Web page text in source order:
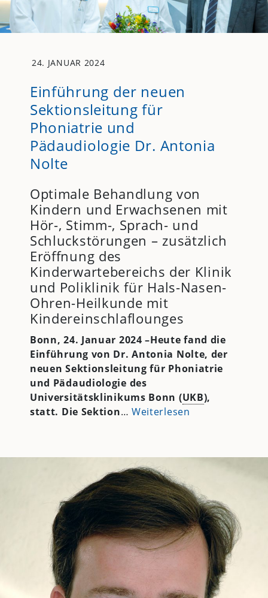
24. JANUAR 2024
Einführung der neuen
Sektionsleitung für
Phoniatrie und
Pädaudiologie Dr. Antonia
Nolte
Optimale Behandlung von
Kindern und Erwachsenen mit
Hör-, Stimm-, Sprach- und
Schluckstörungen – zusätzlich
Eröffnung des
Kinderwartebereichs der Klinik
und Poliklinik für Hals-Nasen-
Ohren-Heilkunde mit
Kindereinschlaflounges
Bonn, 24. Januar 2024 –Heute fand die
Einführung von Dr. Antonia Nolte, der
neuen Sektionsleitung für Phoniatrie
und Pädaudiologie des
Universitätsklinikums Bonn (UKB),
statt. Die Sektion… Weiterlesen